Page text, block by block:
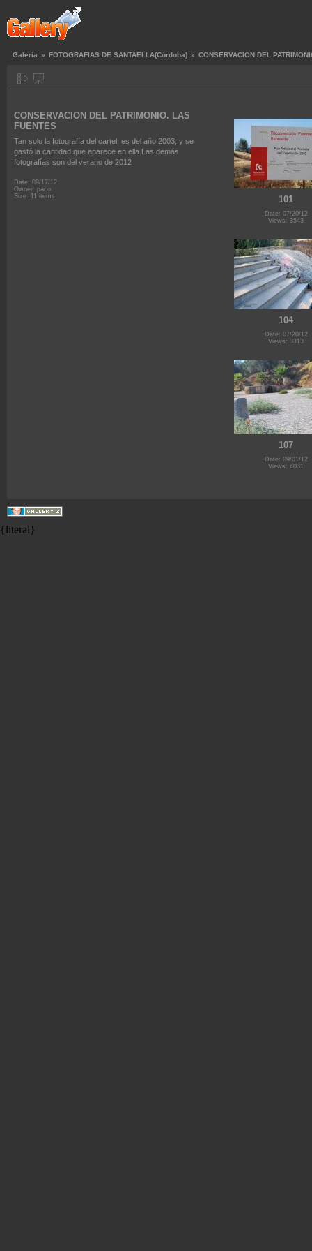
Galería » FOTOGRAFIAS DE SANTAELLA(Córdoba) » CONSERVACION DEL
CONSERVACION DEL PATRIMONIO. LAS
FUENTES
Tan solo la fotografía del cartel, es del año 2003, y se
gastó la cantidad que aparece en ella.Las demás
fotografías son del verano de 2012
Date: 09/17/12
Owner: paco
Size: 11 items
101
Date: 07/20/12
Views: 3543
104
Date: 07/20/12
Views: 3313
107
Date: 09/01/12
Views: 4031
{literal}